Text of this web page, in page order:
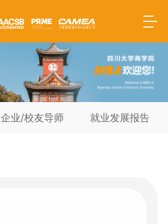
企业/校友导师 就业发展报告